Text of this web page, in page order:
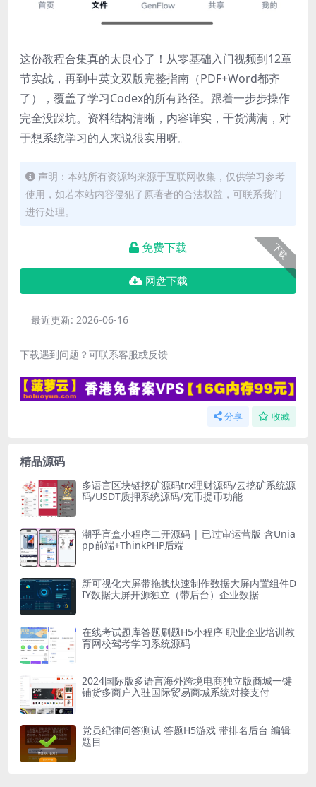
这份教程合集真的太良心了！从零基础入门视频到12章
节实战，再到中英文双版完整指南（PDF+Word都齐
了），覆盖了学习Codex的所有路径。跟着一步步操作
完全没踩坑。资料结构清晰，内容详实，干货满满，对
于想系统学习的人来说很实用呀。
声明：本站所有资源均来源于互联网收集，仅供学习参考
使用，如若本站内容侵犯了原著者的合法权益，可联系我们
进行处理。
下载
免费下载
网盘下载
最近更新: 2026-06-16
下载遇到问题？可联系客服或反馈
分享 收藏
精品源码
多语言区块链挖矿源码trx理财源码/云挖矿系统源
码/USDT质押系统源码/充币提币功能
潮乎盲盒小程序二开源码 | 已过审运营版 含Unia
pp前端+ThinkPHP后端
新可视化大屏带拖拽快速制作数据大屏内置组件D
IY数据大屏开源独立（带后台）企业数据
在线考试题库答题刷题H5小程序 职业企业培训教
育网校驾考学习系统源码
2024国际版多语言海外跨境电商独立版商城一键
铺货多商户入驻国际贸易商城系统对接支付
党员纪律问答测试 答题H5游戏 带排名后台 编辑
题目